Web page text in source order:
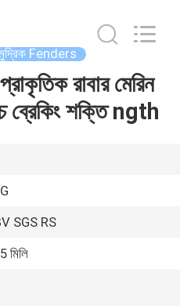
Fenders
রাবার মেরিন
ব্রেকিং শক্তি ngth
SGS RS
মিলি